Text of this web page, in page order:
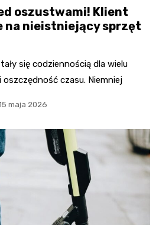
oszustwami! Klient
na nieistniejący sprzęt
się codziennością dla wielu
czasu. Niemniej
maja 2026